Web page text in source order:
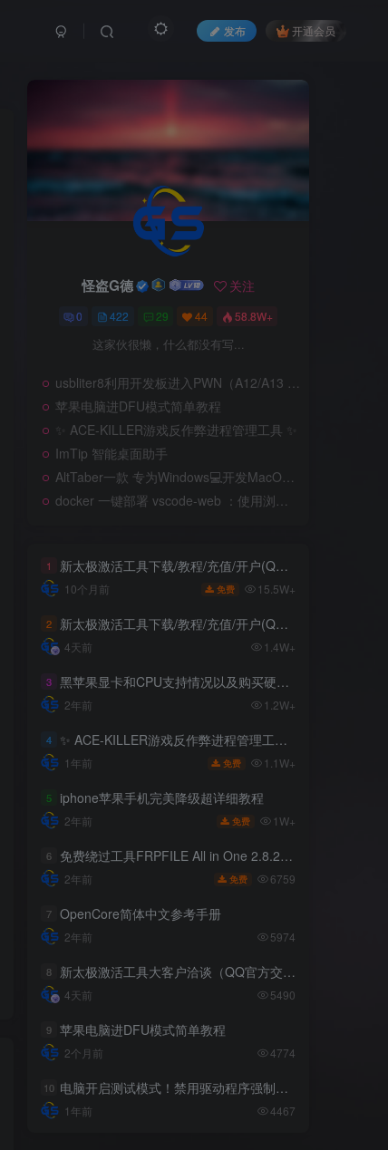
发布 开通会员
怪盗G德 关注
0 422 29 44 58.8W+
这家伙很懒，什么都没有写...
usbliter8利用开发板进入PWN（A12/A13 SecureROM 漏洞利用）
苹果电脑进DFU模式简单教程
✨ ACE-KILLER游戏反作弊进程管理工具 ✨
ImTip 智能桌面助手
AltTaber一款 专为Windows💻️开发MacOS 风格的窗口/应用切换器
docker 一键部署 vscode-web ：使用浏览器远程开发
1 新太极激活工具下载/教程/充值/开户(QQ交流群号749113977)
10个月前 免费 15.5W+
2 新太极激活工具下载/教程/充值/开户(QQ交流群号:523943346)
4天前 1.4W+
3 黑苹果显卡和CPU支持情况以及购买硬件防踩坑指南
2年前 1.2W+
4 ✨ ACE-KILLER游戏反作弊进程管理工具 ✨
1年前 免费 1.1W+
5 iphone苹果手机完美降级超详细教程
2年前 免费 1W+
6 免费绕过工具FRPFILE All in One 2.8.2，支持iOS 12.5.3~14.8
2年前 免费 6759
7 OpenCore简体中文参考手册
2年前 5974
8 新太极激活工具大客户洽谈（QQ官方交流群：523943346）
4天前 5490
9 苹果电脑进DFU模式简单教程
2个月前 4774
10 电脑开启测试模式！禁用驱动程序强制签名！（大概操作方法）
1年前 4467